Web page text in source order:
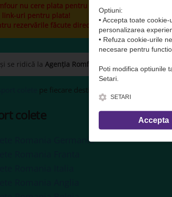
nu cere plata pentru colete( transport marfa)
uri pentru plata!
rezervările făcute direct la șofer și cele care nu
se ridică la Agenția Romfour Rădăuți
pe fiecare destinație, inclusiv calculul
colete
Romania Germania
Optiuni:
• Accepta toate
personalizarea
• Refuza cookie-urile
necesare pentru
Poti modifica optiunile
Setari.
SETARI
Accepta